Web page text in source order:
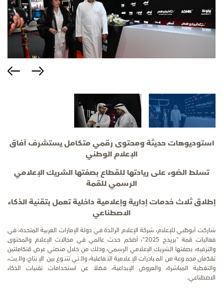
استوديوهات حديثة ومحتوى رقمي متكامل يستشرف آفاق
الإعلام الوطني
تسلط الضوء على ريادتها للقطاع بصفتها الشريك الإعلامي
الرسمي للقمة
إطلاق ثلاث خدمات إدارية وإعلامية داخلية تعمل بتقنية الذكاء
الاصطناعي
شاركت أبوظبي للإعلام، شركة الإعلام الرائدة في دولة الإمارات العربية المتحدة، في
فعاليات قمة "بريدج 2025"، أضخم حدث عالمي في مجالات الإعلام والمحتوى
والترفيه، بصفتها الشريك الإعلامي الرسمي، وذلك من خلال منصتي عرض مُتكاملتين
تقدّمان مجموعة من المبادرات الإعلامية التفاعلية، والتي تتنوع بين الإنتاج، والبث،
والتغطية المباشرة، والعروض الإبداعية، فضلاً عن استخدامات تقنيات الذكاء
الاصطناعي.